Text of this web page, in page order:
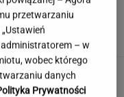
odsieje inteligentnych
Matka pokazuje, jak
domowa
przetwarzaniu
– w
wobec którego
danych
Prywatności